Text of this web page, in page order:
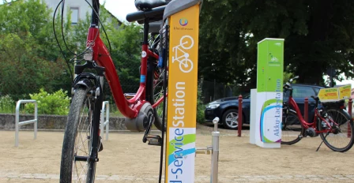
Aktiv & Natur
Kultur & Städte
Veranstaltungen
Buchung & Service